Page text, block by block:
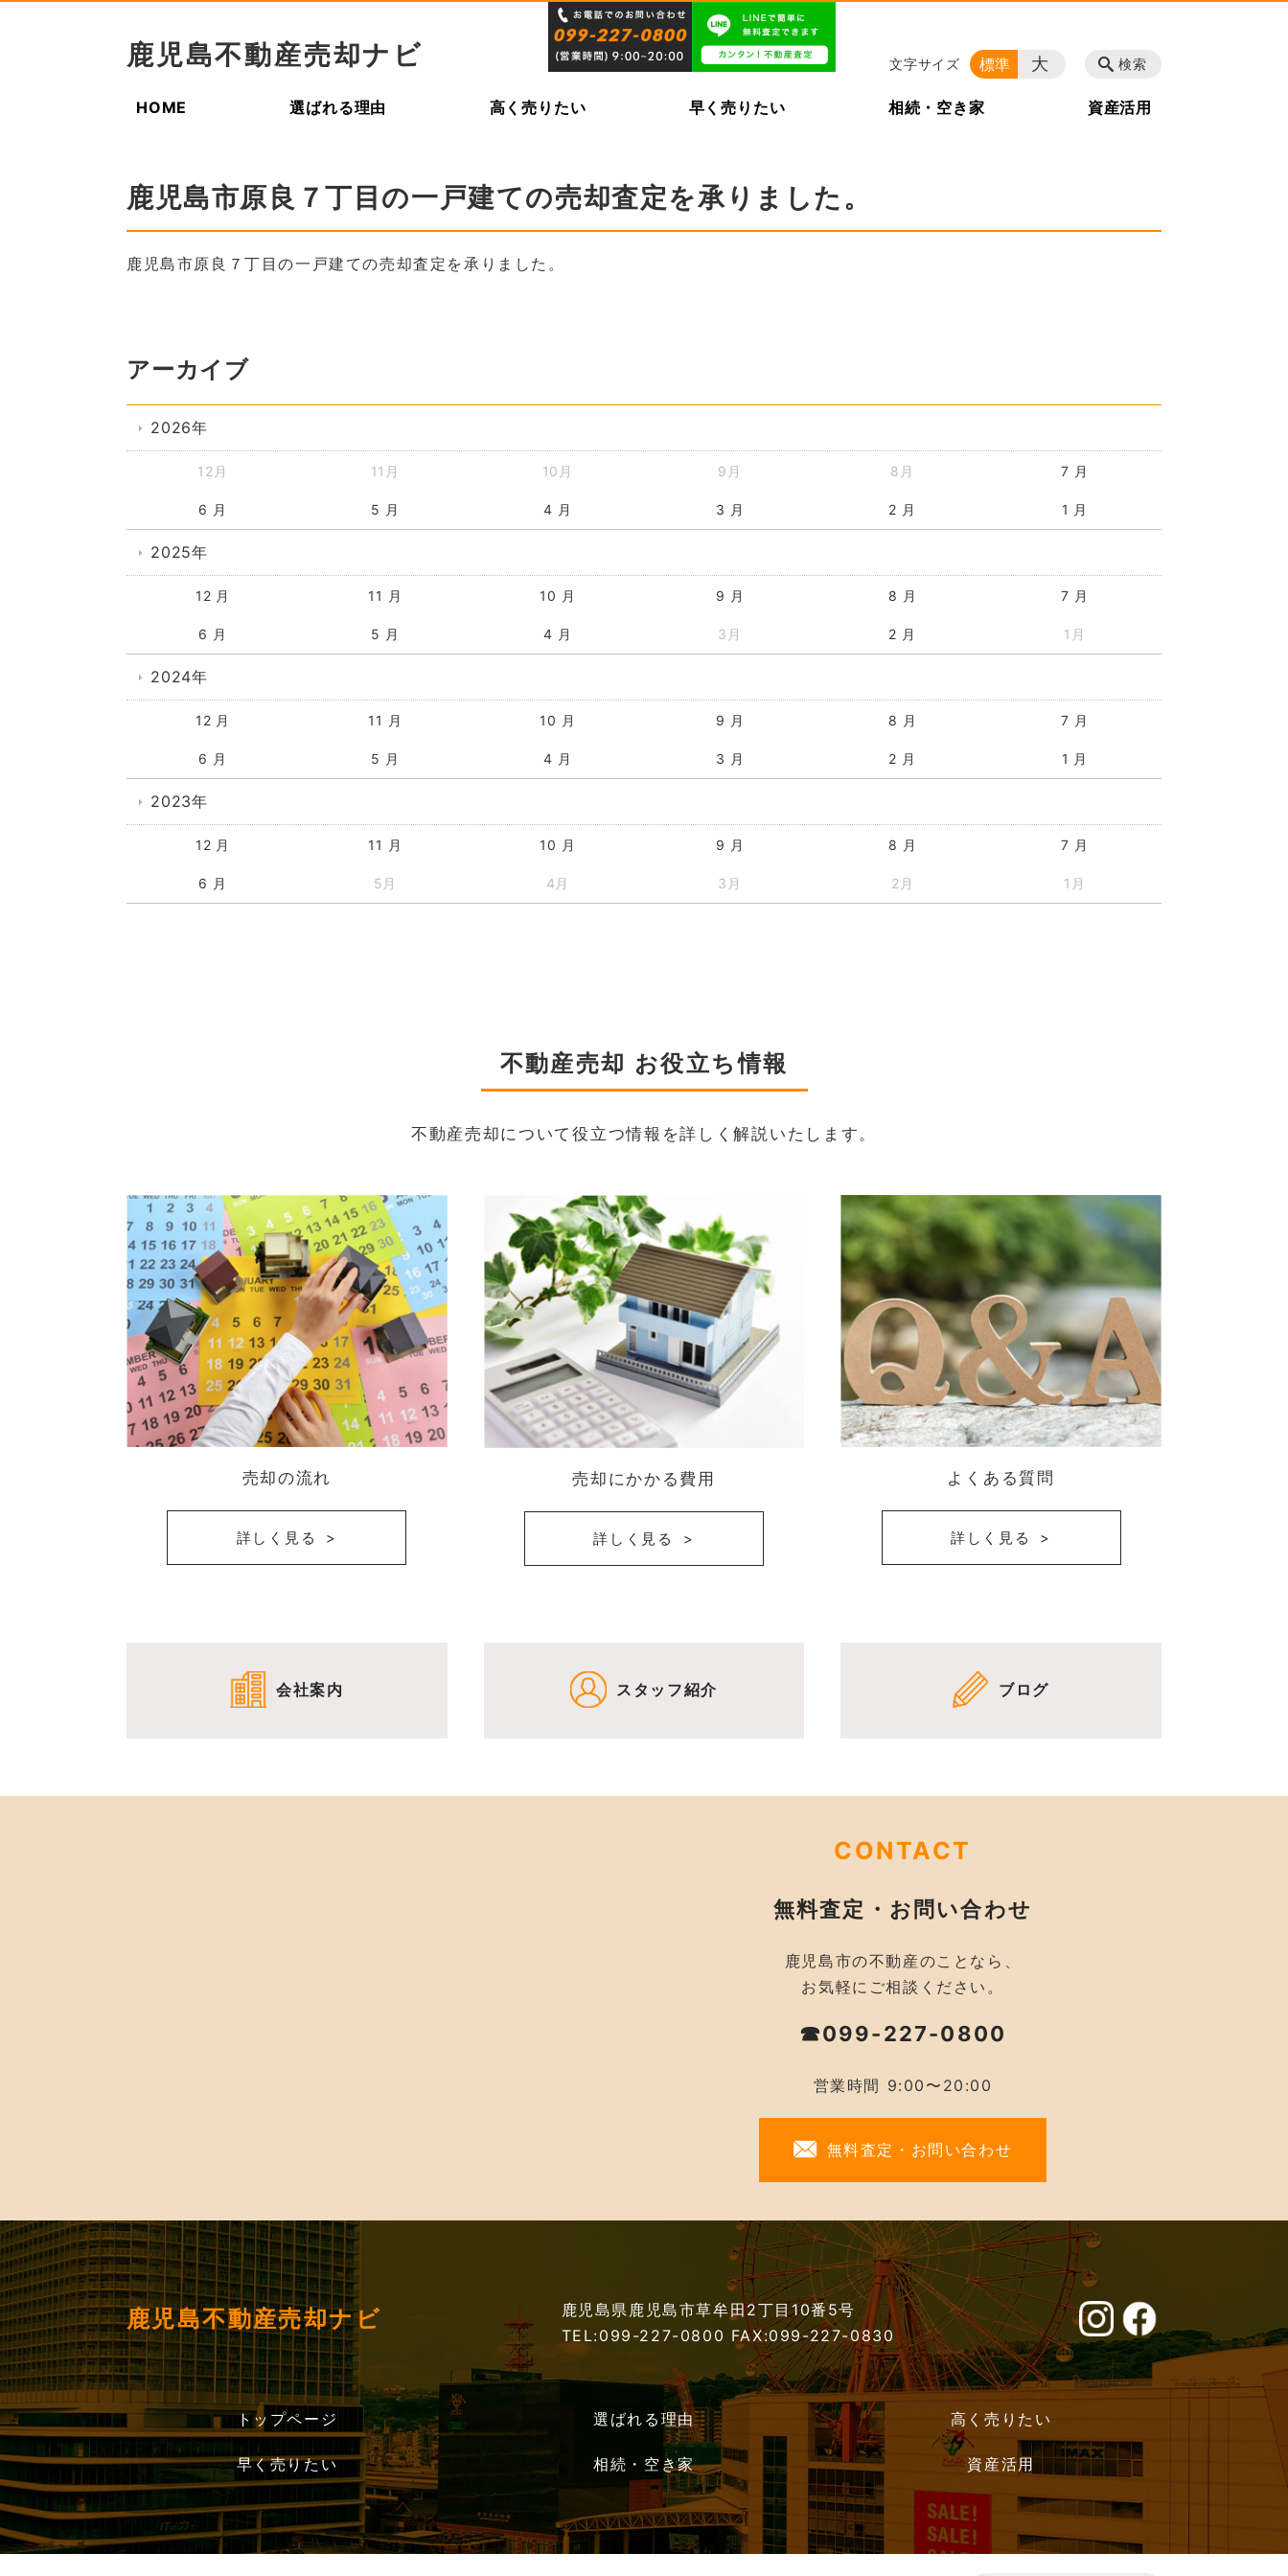
鹿児島不動産売却ナビ
HOME 選ばれる理由 高く売りたい 早く売りたい 相続・空き家 資産活用
検索
文字サイズ 標準 大
鹿児島市原良７丁目の一戸建ての売却査定を承りました。
鹿児島市原良７丁目の一戸建ての売却査定を承りました。
アーカイブ
2026年
12月 11月 10月 9月 8月 7 月
6 月 5 月 4 月 3 月 2 月 1 月
2025年
12 月 11 月 10 月 9 月 8 月 7 月
6 月 5 月 4 月 3月 2 月 1月
2024年
12 月 11 月 10 月 9 月 8 月 7 月
6 月 5 月 4 月 3 月 2 月 1 月
2023年
12 月 11 月 10 月 9 月 8 月 7 月
6 月 5月 4月 3月 2月 1月
不動産売却 お役立ち情報
不動産売却について役立つ情報を詳しく解説いたします。
売却の流れ
詳しく見る
売却にかかる費用
詳しく見る
よくある質問
詳しく見る
会社案内 スタッフ紹介 ブログ
CONTACT
無料査定・お問い合わせ
鹿児島市の不動産のことなら、
お気軽にご相談ください。
☎099-227-0800
営業時間 9:00〜20:00
無料査定・お問い合わせ
鹿児島不動産売却ナビ
鹿児島県鹿児島市草牟田2丁目10番5号
TEL:099-227-0800 FAX:099-227-0830
トップページ 選ばれる理由 高く売りたい
早く売りたい 相続・空き家 資産活用